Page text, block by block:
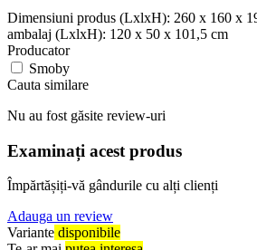
Dimensiuni produs (LxlxH): 260 x 160 x
ambalaj (LxlxH): 120 x 50 x 101,5 cm
Producator
Smoby
Cauta similare
Nu au fost găsite review-uri
Examinați acest produs
Împărtășiți-vă gândurile cu alți clienți
Adauga un review
Variante disponibile